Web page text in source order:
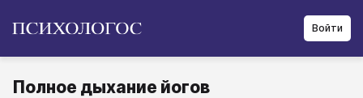
Войти
Полное дыхание йогов